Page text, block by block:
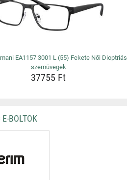
EA1157 3001 L (55) Fekete Női Dioptriás
szemüvegek
37755 Ft
BOLTOK